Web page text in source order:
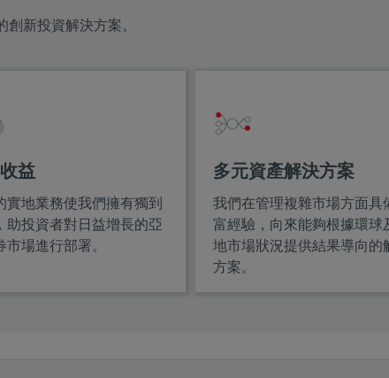
新投資解決方案。
益
實地業務使我們擁有獨到
助投資者對日益增長的亞
市場進行部署。
多元資產解決方案
我們在管理複雜市場方面具
富經驗，向來能夠根據環球
地市場狀況提供結果導向的
方案。